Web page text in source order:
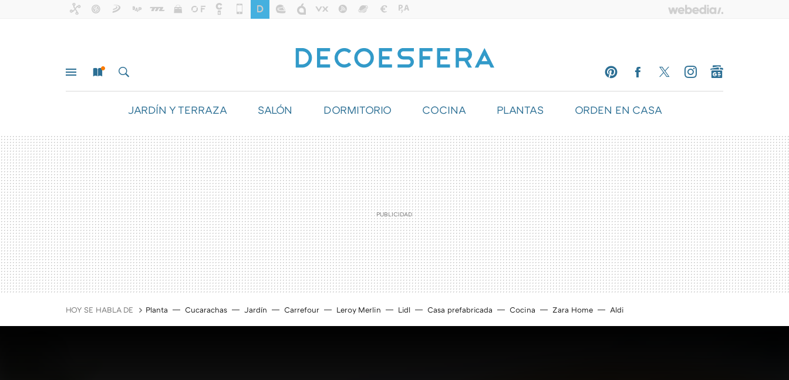
JARDÍN Y TERRAZA SALÓN DORMITORIO COCINA PLANTAS ORDEN EN CASA
ILUMINACIÓN
HOY SE HABLA DE Planta Cucarachas Jardín Carrefour Leroy Merlin Lidl Casa prefabricada Cocina Zara Home Aldi